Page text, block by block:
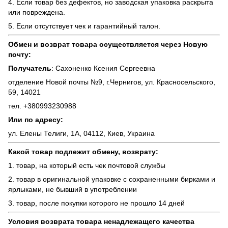
4. Если товар без дефектов, но заводская упаковка раскрыта
или повреждена.
5. Если отсутствует чек и гарантийный талон.
Обмен и возврат товара осуществляется через Новую
почту:
Получатель: Сахоненко Ксения Сергеевна
отделение Новой почты №9, г.Чернигов, ул. Красносельского,
59, 14021
тел. +380993230988
Или по адресу:
ул. Елены Телиги, 1А, 04112, Киев, Украина
Какой товар подлежит обмену, возврату:
1. товар, на который есть чек почтовой службы
2. товар в оригинальной упаковке с сохраненными бирками и
ярлыками, не бывший в употреблении
3. товар, после покупки которого не прошло 14 дней
Условия возврата товара ненадлежащего качества